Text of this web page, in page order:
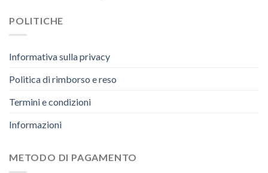
POLITICHE
Informativa sulla privacy
Politica di rimborso e reso
Termini e condizioni
Informazioni
METODO DI PAGAMENTO